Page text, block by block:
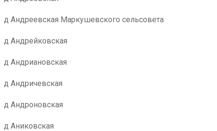
д Андреевская Маркушевского сельсовета
д Андрейковская
д Андриановская
д Андричевская
д Андроновская
д Аниковская